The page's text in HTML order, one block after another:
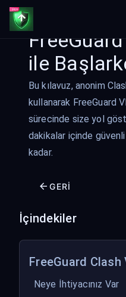
ile
Bu kılavuz, anonim
kullanarak FreeGuard
sürecinde size yol
dakikalar içinde
kadar.
GERI
İçindekiler
FreeGuard Clash
Neye İhtiyacınız Var